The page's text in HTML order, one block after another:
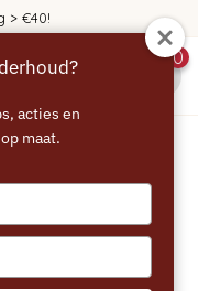
> €40!
0
acties en
maat.